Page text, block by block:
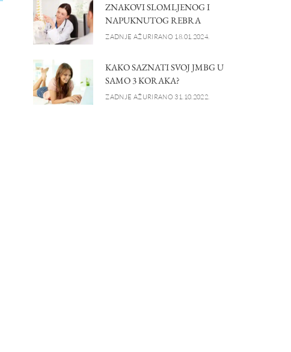
ZNAKOVI SLOMLJENOG I
NAPUKNUTOG REBRA
ZADNJE AŽURIRANO 18.01.2024.
KAKO SAZNATI SVOJ JMBG U
SAMO 3 KORAKA?
ZADNJE AŽURIRANO 31.10.2022.